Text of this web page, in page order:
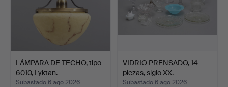
LÁMPARA DE TECHO, tipo
6010, Lyktan.
Subastado 6 ago 2026
VIDRIO PRENSADO, 14
piezas, siglo XX.
Subastado 6 ago 2026